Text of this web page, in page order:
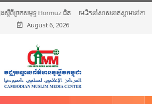
នាឥស្លាមនៅភាគខាងត្បូងថៃរៀបចំពិធីបួងសួងសន្តិភាព និងថ្កោល
ទោសអំពើហិង្សា ក្រោយការវាយប្រហារនៅណារ៉ាធីវ៉ាត់
August 6, 2026